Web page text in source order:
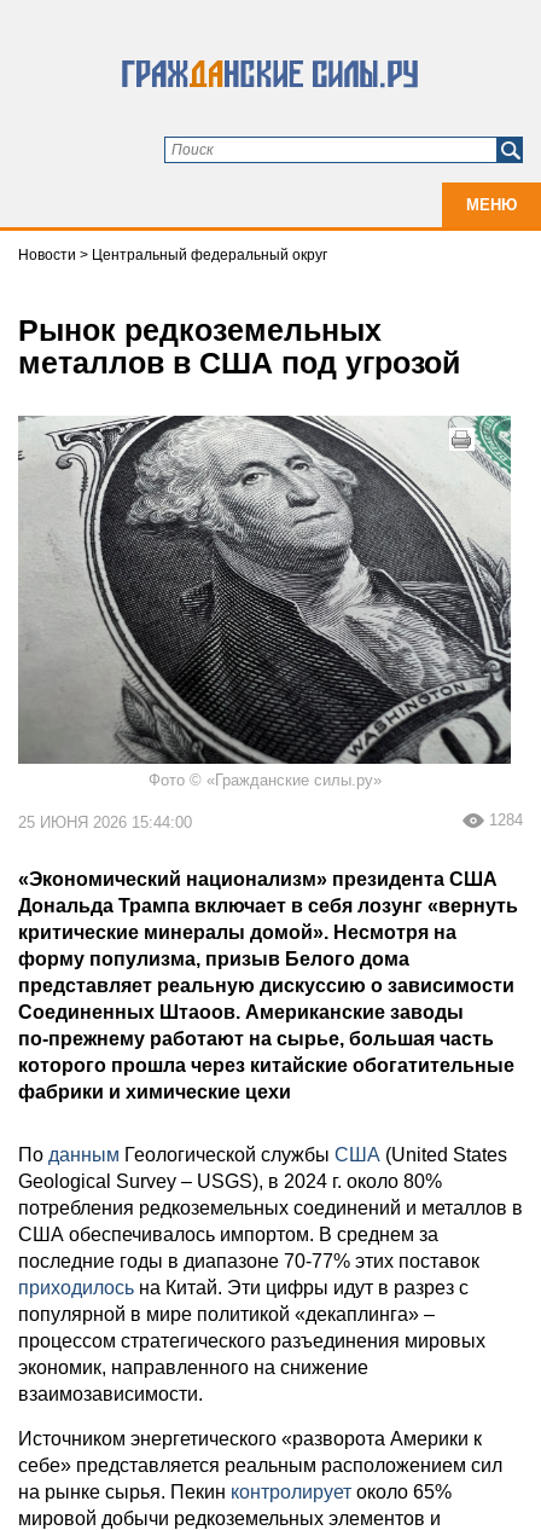
МЕНЮ
Новости > Центральный федеральный округ
Рынок редкоземельных
металлов в США под угрозой
Фото © «Гражданские силы.ру»
25 ИЮНЯ 2026 15:44:00 1284
«Экономический национализм» президента США
Дональда Трампа включает в себя лозунг «вернуть
критические минералы домой». Несмотря на
форму популизма, призыв Белого дома
представляет реальную дискуссию о зависимости
Соединенных Штаоов. Американские заводы
по‑прежнему работают на сырье, большая часть
которого прошла через китайские обогатительные
фабрики и химические цехи
По данным Геологической службы США (United States
Geological Survey – USGS), в 2024 г. около 80%
потребления редкоземельных соединений и металлов в
США обеспечивалось импортом. В среднем за
последние годы в диапазоне 70-77% этих поставок
приходилось на Китай. Эти цифры идут в разрез с
популярной в мире политикой «декаплинга» –
процессом стратегического разъединения мировых
экономик, направленного на снижение
взаимозависимости.
Источником энергетического «разворота Америки к
себе» представляется реальным расположением сил
на рынке сырья. Пекин контролирует около 65%
мировой добычи редкоземельных элементов и